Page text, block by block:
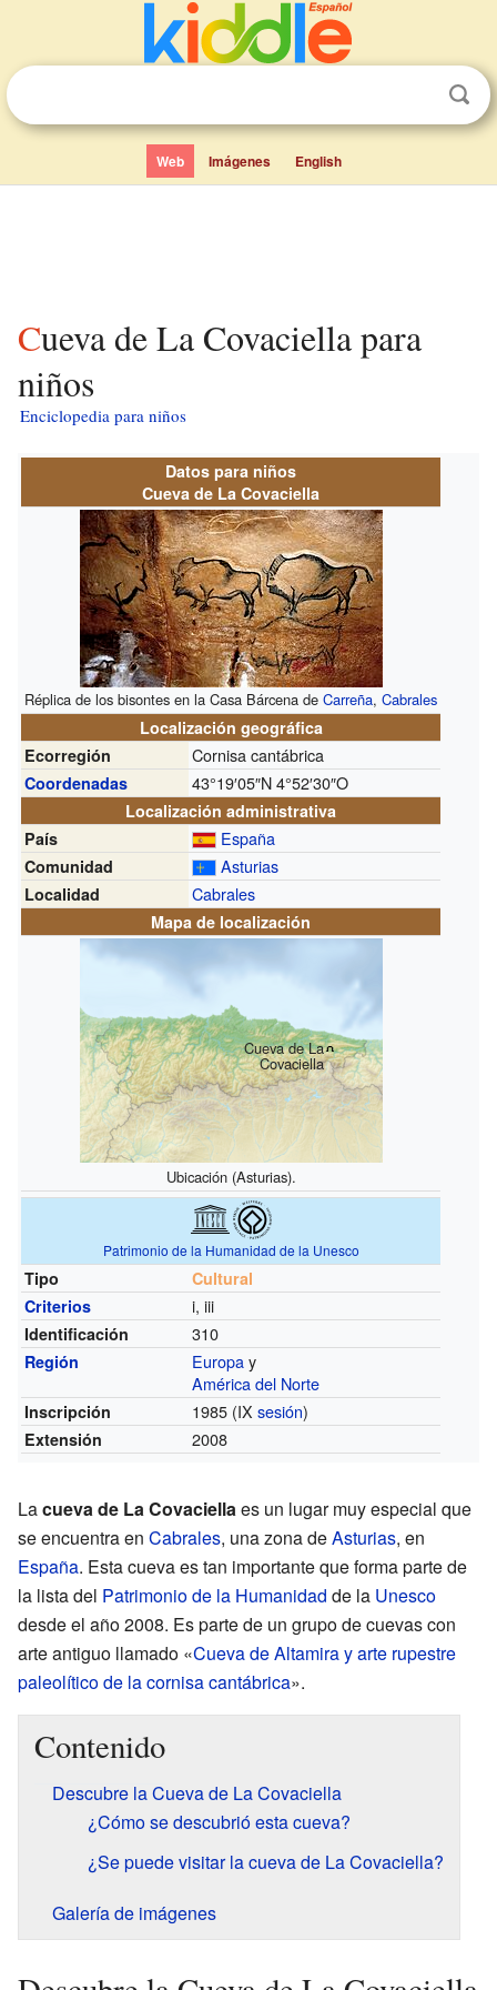
Web Imágenes English
Cueva de La Covaciella para
niños
Enciclopedia para niños
Datos para niños
Cueva de La Covaciella
Réplica de los bisontes en la Casa Bárcena deCarreña,Cabrales
Localización geográfica
Ecorregión
Cornisa cantábrica
Coordenadas 43°19′05″N4°52′30″O
Localización administrativa
País
España
Comunidad Asturias
Localidad Cabrales
Mapa de localización
Cueva de La
Covaciella
Ubicación (Asturias).
Patrimonio de la Humanidad de la Unesco
Tipo
Cultural
Criterios
i, iii
Identificación 310
Región Europay
América del Norte
Inscripción 1985 (IXsesión)
Extensión 2008
Lacueva de La Covaciellaes un lugar muy especial que
se encuentra en Cabrales, una zona deAsturias, en
España. Esta cueva es tan importante que forma parte de
la lista del Patrimonio de la Humanidad de la Unesco
desde el año 2008. Es parte de un grupo de cuevas con
arte antiguo llamado «Cueva de Altamira y arte rupestre
paleolítico de la cornisa cantábrica».
Contenido
Descubre la Cueva de La Covaciella
¿Cómo se descubrió esta cueva?
¿Se puede visitar la cueva de La Covaciella?
Galería de imágenes